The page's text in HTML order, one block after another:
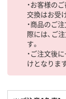
・お客様の
交換はお受
・商品のご
際には、ご
す。
・ご注文後
けとなります